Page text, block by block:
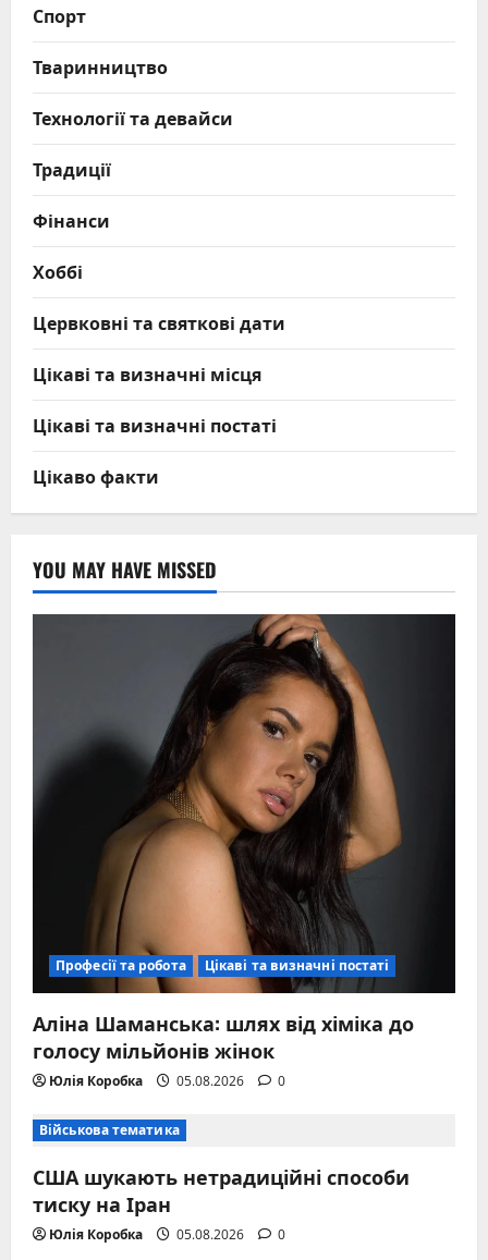
Спорт
Тваринництво
Технології та девайси
Традиції
Фінанси
Хоббі
Цервковні та святкові дати
Цікаві та визначні місця
Цікаві та визначні постаті
Цікаво факти
YOU MAY HAVE MISSED
Професії та робота Цікаві та визначні постаті
Аліна Шаманська: шлях від хіміка до
голосу мільйонів жінок
Юлія Коробка 05.08.2026 0
Військова тематика
США шукають нетрадиційні способи
тиску на Іран
Юлія Коробка 05.08.2026 0